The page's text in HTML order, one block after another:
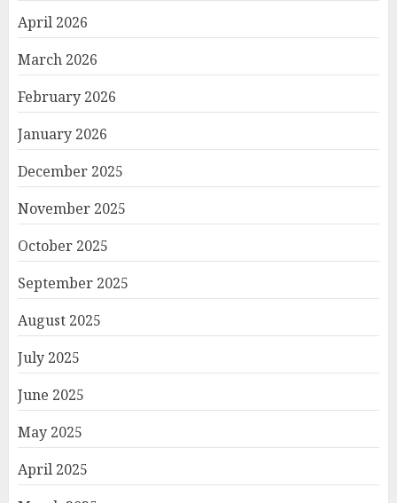
April 2026
March 2026
February 2026
January 2026
December 2025
November 2025
October 2025
September 2025
August 2025
July 2025
June 2025
May 2025
April 2025